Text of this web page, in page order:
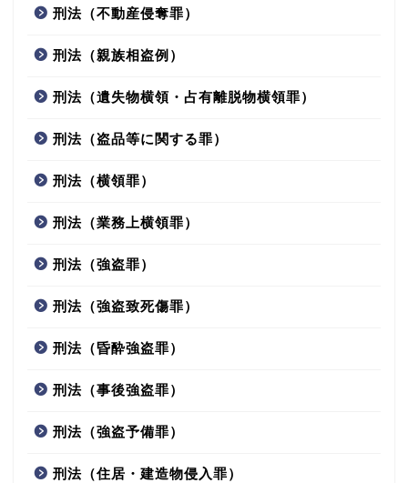
刑法（不動産侵奪罪）
刑法（親族相盗例）
刑法（遺失物横領・占有離脱物横領罪）
刑法（盗品等に関する罪）
刑法（横領罪）
刑法（業務上横領罪）
刑法（強盗罪）
刑法（強盗致死傷罪）
刑法（昏酔強盗罪）
刑法（事後強盗罪）
刑法（強盗予備罪）
刑法（住居・建造物侵入罪）